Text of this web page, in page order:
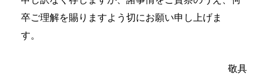
卒ご理解を賜りますよう切にお願い申し上げま
す。
敬具